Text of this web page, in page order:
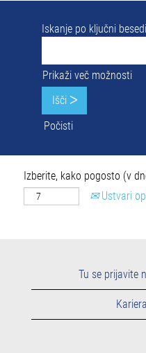
Iskanje po ključni besedi
Prikaži več možnosti
Počisti
Izberite, kako pogosto (v
Ustvari
Tu se prijavite